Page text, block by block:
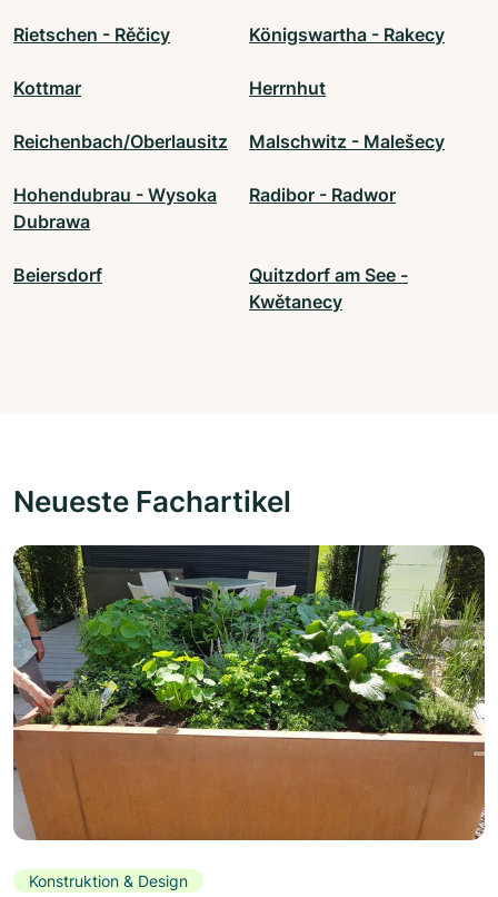
Rietschen - Rěčicy Königswartha - Rakecy
Kottmar Herrnhut
Reichenbach/Oberlausitz Malschwitz - Malešecy
Hohendubrau - Wysoka
Dubrawa
Radibor - Radwor
Beiersdorf
Quitzdorf am See -
Kwětanecy
Neueste Fachartikel
Konstruktion & Design